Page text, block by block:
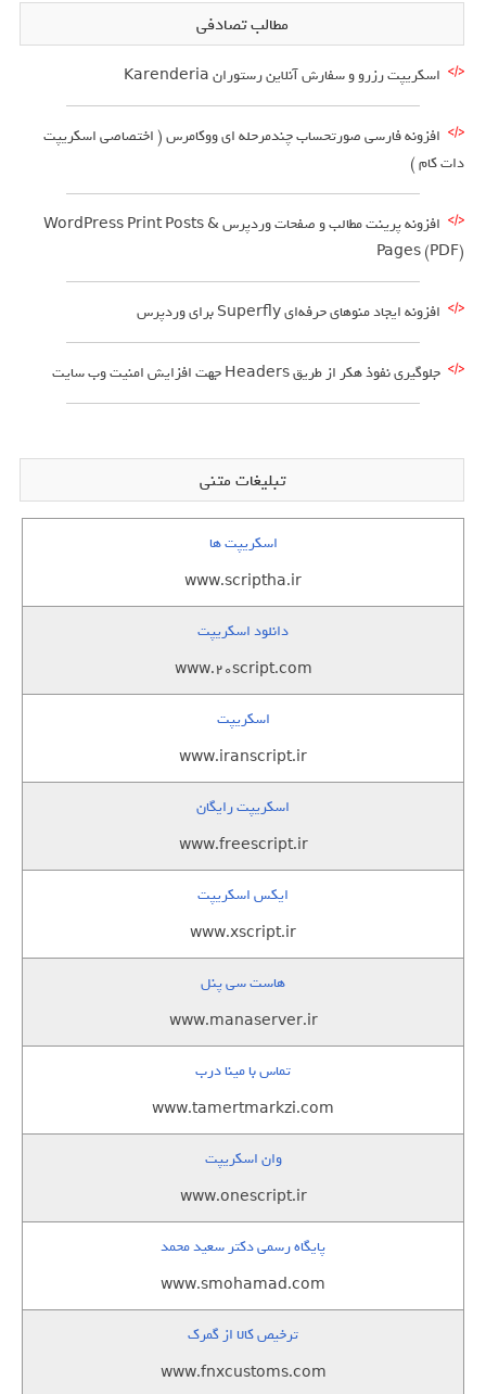
مطالب تصادفی
اسکریپت رزرو و سفارش آنلاین رستوران Karenderia
افزونه فارسی صورتحساب چندمرحله ای ووکامرس ( اختصاصی اسکریپت
دات کام )
افزونه پرینت مطالب و صفحات وردپرس WordPress Print Posts &
Pages (PDF)
افزونه ایجاد منوهای حرفه‌ای Superfly برای وردپرس
جلوگیری نفوذ هکر از طریق Headers جهت افزایش امنیت وب سایت
تبلیغات متنی
اسکریپت ها
www.scriptha.ir
دانلود اسکریپت
www.20script.com
اسکریپت
www.iranscript.ir
اسکریپت رایگان
www.freescript.ir
ایکس اسکریپت
www.xscript.ir
هاست سی پنل
www.manaserver.ir
تماس با مینا درب
www.tamertmarkzi.com
وان اسکریپت
www.onescript.ir
پایگاه رسمی دکتر سعید محمد
www.smohamad.com
ترخیص کالا از گمرک
www.fnxcustoms.com